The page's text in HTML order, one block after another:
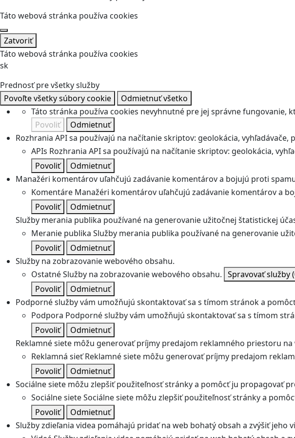
Táto webová stránka používa cookies
Zatvoriť
Táto webová stránka používa cookies
sk
Prednosť pre všetky služby
Povoľte všetky súbory cookie
Odmietnuť všetko
Táto stránka používa cookies nevyhnutné pre jej správne fungovanie,
Povoliť
Odmietnuť
Rozhrania API sa používajú na načítanie skriptov: geolokácia, vyhľadávače,
APIs Rozhrania API sa používajú na načítanie skriptov: geolokácia,
Povoliť
Odmietnuť
Manažéri komentárov uľahčujú zadávanie komentárov a bojujú proti
Komentáre Manažéri komentárov uľahčujú zadávanie komentárov a
Povoliť
Odmietnuť
Služby merania publika používané na generovanie užitočnej štatistickej
Meranie publika Služby merania publika používané na generovanie
Povoliť
Odmietnuť
Služby na zobrazovanie webového obsahu.
OstatnéSlužby na zobrazovanie webového obsahu. Spravovať služby
Povoliť
Odmietnuť
Podporné služby vám umožňujú skontaktovať sa s tímom stránok a
Podpora Podporné služby vám umožňujú skontaktovať sa s tímom
Povoliť
Odmietnuť
Reklamné siete môžu generovať príjmy predajom reklamného priestoru na
Reklamná sieť Reklamné siete môžu generovať príjmy predajom
Povoliť
Odmietnuť
Sociálne siete môžu zlepšiť použiteľnosť stránky a pomôcť ju propagovať
Sociálne sieteSociálne siete môžu zlepšiť použiteľnosť stránky a
Povoliť
Odmietnuť
Služby zdieľania videa pomáhajú pridať na web bohatý obsah a zvýšiť jeho